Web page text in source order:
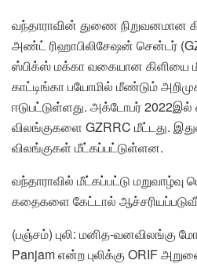
வந்தாராவின் துணை நிறுவனமான
அண்ட் ரிஹாபிலிசேஷன் சென்டர்
ஸ்பிக்ஸ் மக்கா வகையான கிளியை
காட்டிங்கா பயோமில் மீண்டும்
ஈடுபட்டுள்ளது. அக்டோபர் 2022இல்
விலங்குகளை GZRRC மீட்டது.
விலங்குகள் மீட்கப்பட்டுள்ளன.
வந்தாராவில் மீட்கப்பட்டு மறுவாழ்வு
கதைகளை கேட்டால்
(பஞ்சம்) புலி: மனித-வனவிலங்கு
Panjam என்ற புலிக்கு ORIF